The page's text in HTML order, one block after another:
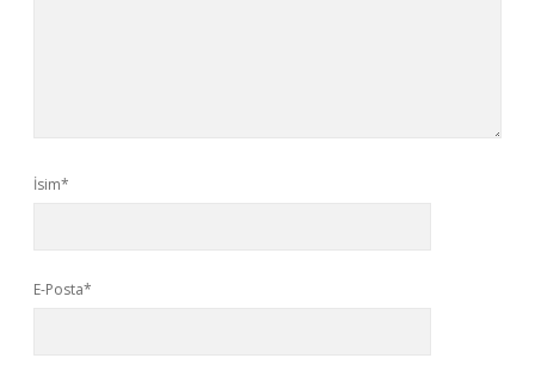
İsim*
E-Posta*